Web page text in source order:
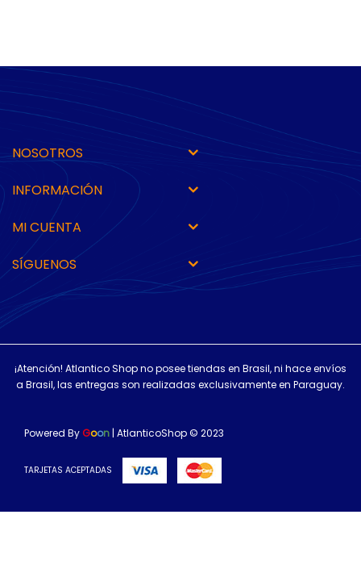
NOSOTROS
INFORMACIÓN
MI CUENTA
SÍGUENOS
¡Atención! Atlantico Shop no posee tiendas en Brasil, ni hace envíos
a Brasil, las entregas son realizadas exclusivamente en Paraguay.
Powered By Goon | AtlanticoShop © 2023
TARJETAS ACEPTADAS